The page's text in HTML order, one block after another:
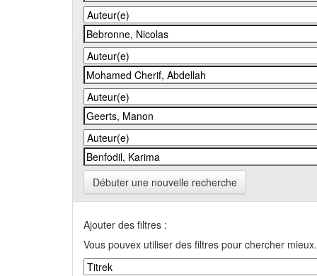
Débuter une nouvelle recherche
Ajouter des filtres :
Vous pouvex utiliser des filtres pour chercher mieux.